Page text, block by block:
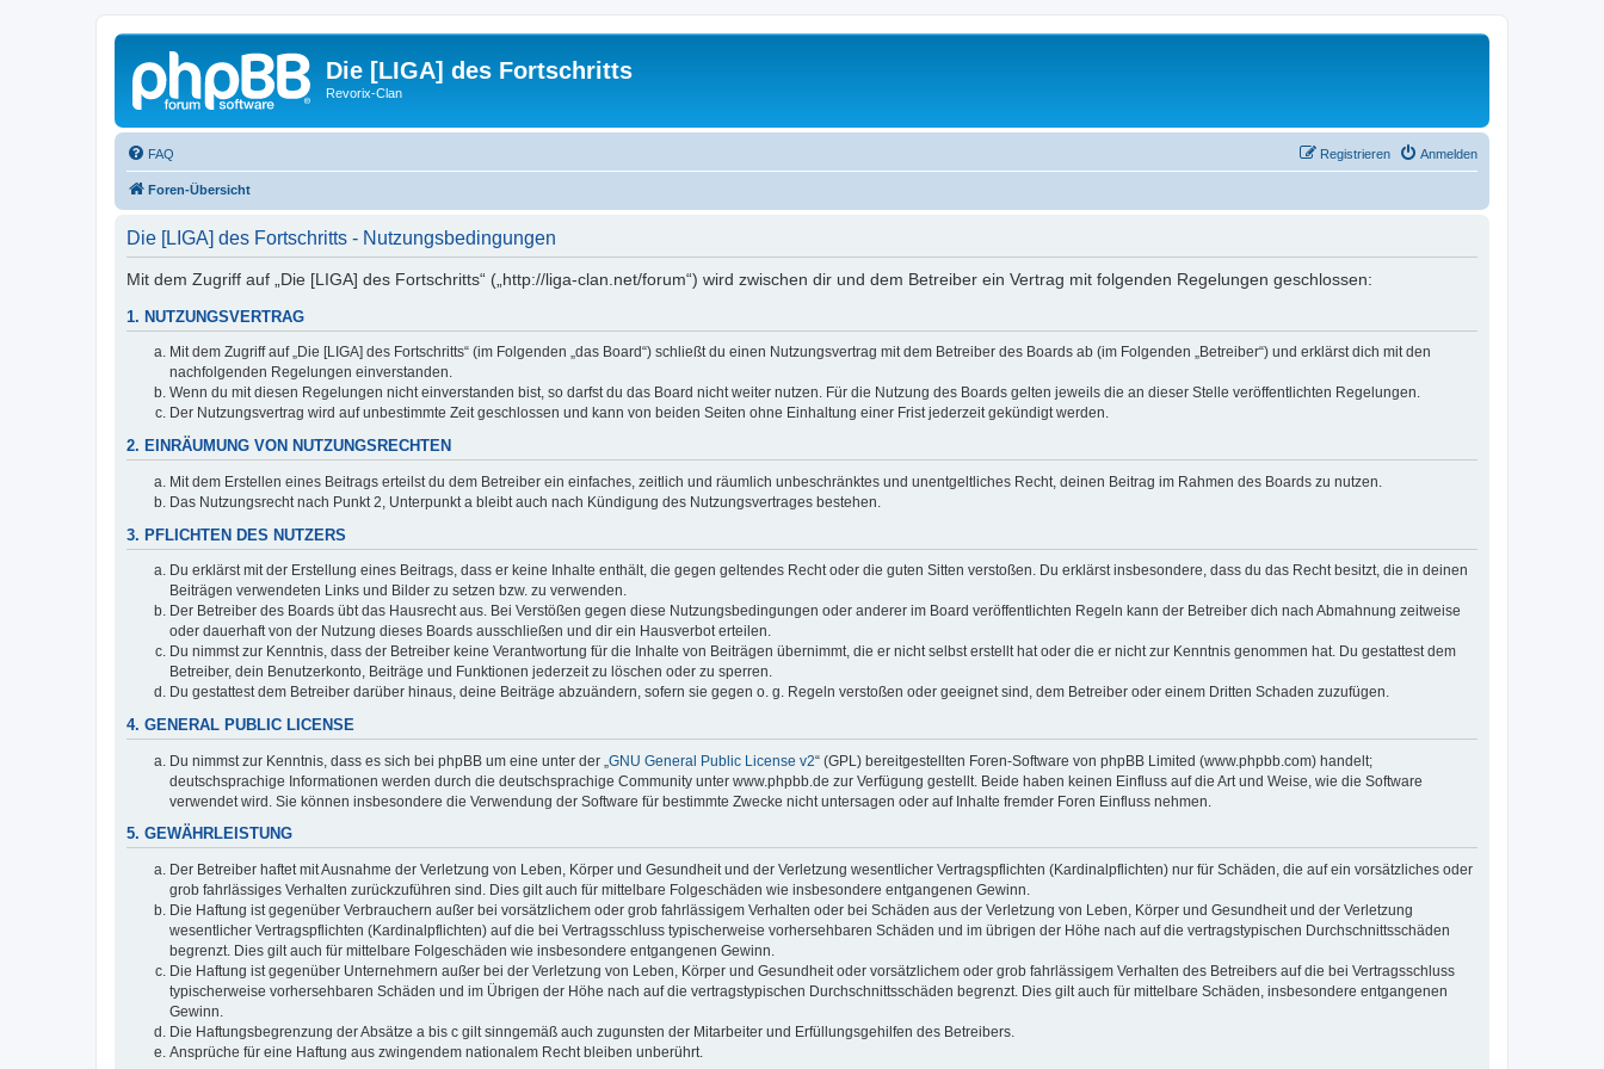
Die [LIGA] des Fortschritts
Revorix-Clan
FAQ Anmelden
Registrieren
Foren-Übersicht
Die [LIGA] des Fortschritts - Nutzungsbedingungen
Mit dem Zugriff auf „Die [LIGA] des Fortschritts“ („http://liga-clan.net/forum“) wird zwischen dir und dem Betreiber ein Vertrag mit folgenden Regelungen geschlossen:
1. NUTZUNGSVERTRAG
Mit dem Zugriff auf „Die [LIGA] des Fortschritts“ (im Folgenden „das Board“) schließt du einen Nutzungsvertrag mit dem Betreiber des Boards ab (im Folgenden „Betreiber“) und erklärst dich mit den
nachfolgenden Regelungen einverstanden.
Wenn du mit diesen Regelungen nicht einverstanden bist, so darfst du das Board nicht weiter nutzen. Für die Nutzung des Boards gelten jeweils die an dieser Stelle veröffentlichten Regelungen.
Der Nutzungsvertrag wird auf unbestimmte Zeit geschlossen und kann von beiden Seiten ohne Einhaltung einer Frist jederzeit gekündigt werden.
2. EINRÄUMUNG VON NUTZUNGSRECHTEN
Mit dem Erstellen eines Beitrags erteilst du dem Betreiber ein einfaches, zeitlich und räumlich unbeschränktes und unentgeltliches Recht, deinen Beitrag im Rahmen des Boards zu nutzen.
Das Nutzungsrecht nach Punkt 2, Unterpunkt a bleibt auch nach Kündigung des Nutzungsvertrages bestehen.
3. PFLICHTEN DES NUTZERS
Du erklärst mit der Erstellung eines Beitrags, dass er keine Inhalte enthält, die gegen geltendes Recht oder die guten Sitten verstoßen. Du erklärst insbesondere, dass du das Recht besitzt, die in deinen
Beiträgen verwendeten Links und Bilder zu setzen bzw. zu verwenden.
Der Betreiber des Boards übt das Hausrecht aus. Bei Verstößen gegen diese Nutzungsbedingungen oder anderer im Board veröffentlichten Regeln kann der Betreiber dich nach Abmahnung zeitweise
oder dauerhaft von der Nutzung dieses Boards ausschließen und dir ein Hausverbot erteilen.
Du nimmst zur Kenntnis, dass der Betreiber keine Verantwortung für die Inhalte von Beiträgen übernimmt, die er nicht selbst erstellt hat oder die er nicht zur Kenntnis genommen hat. Du gestattest dem
Betreiber, dein Benutzerkonto, Beiträge und Funktionen jederzeit zu löschen oder zu sperren.
Du gestattest dem Betreiber darüber hinaus, deine Beiträge abzuändern, sofern sie gegen o. g. Regeln verstoßen oder geeignet sind, dem Betreiber oder einem Dritten Schaden zuzufügen.
4. GENERAL PUBLIC LICENSE
Du nimmst zur Kenntnis, dass es sich bei phpBB um eine unter der „ GNU General Public License v2“ (GPL) bereitgestellten Foren-Software von phpBB Limited (www.phpbb.com) handelt;
deutschsprachige Informationen werden durch die deutschsprachige Community unter www.phpbb.de zur Verfügung gestellt. Beide haben keinen Einfluss auf die Art und Weise, wie die Software
verwendet wird. Sie können insbesondere die Verwendung der Software für bestimmte Zwecke nicht untersagen oder auf Inhalte fremder Foren Einfluss nehmen.
5. GEWÄHRLEISTUNG
Der Betreiber haftet mit Ausnahme der Verletzung von Leben, Körper und Gesundheit und der Verletzung wesentlicher Vertragspflichten (Kardinalpflichten) nur für Schäden, die auf ein vorsätzliches oder
grob fahrlässiges Verhalten zurückzuführen sind. Dies gilt auch für mittelbare Folgeschäden wie insbesondere entgangenen Gewinn.
Die Haftung ist gegenüber Verbrauchern außer bei vorsätzlichem oder grob fahrlässigem Verhalten oder bei Schäden aus der Verletzung von Leben, Körper und Gesundheit und der Verletzung
wesentlicher Vertragspflichten (Kardinalpflichten) auf die bei Vertragsschluss typischerweise vorhersehbaren Schäden und im übrigen der Höhe nach auf die vertragstypischen Durchschnittsschäden
begrenzt. Dies gilt auch für mittelbare Folgeschäden wie insbesondere entgangenen Gewinn.
Die Haftung ist gegenüber Unternehmern außer bei der Verletzung von Leben, Körper und Gesundheit oder vorsätzlichem oder grob fahrlässigem Verhalten des Betreibers auf die bei Vertragsschluss
typischerweise vorhersehbaren Schäden und im Übrigen der Höhe nach auf die vertragstypischen Durchschnittsschäden begrenzt. Dies gilt auch für mittelbare Schäden, insbesondere entgangenen
Gewinn.
Die Haftungsbegrenzung der Absätze a bis c gilt sinngemäß auch zugunsten der Mitarbeiter und Erfüllungsgehilfen des Betreibers.
Ansprüche für eine Haftung aus zwingendem nationalem Recht bleiben unberührt.